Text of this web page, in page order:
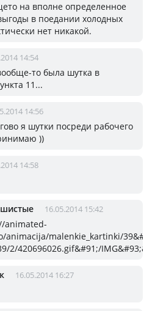
на вполне определенное
в поедании холодных
нет никакой.
14:54
то была шутка в
11...
14:56
я шутки посреди рабочего
))
14:58
16.05.2014 15:42
animated-
animacija/malenkie_kartinki/
2/420696026.gif&#91;/
16.05.2014 16:27